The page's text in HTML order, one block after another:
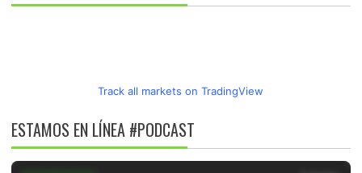
Track all markets on TradingView
ESTAMOS EN LÍNEA #PODCAST